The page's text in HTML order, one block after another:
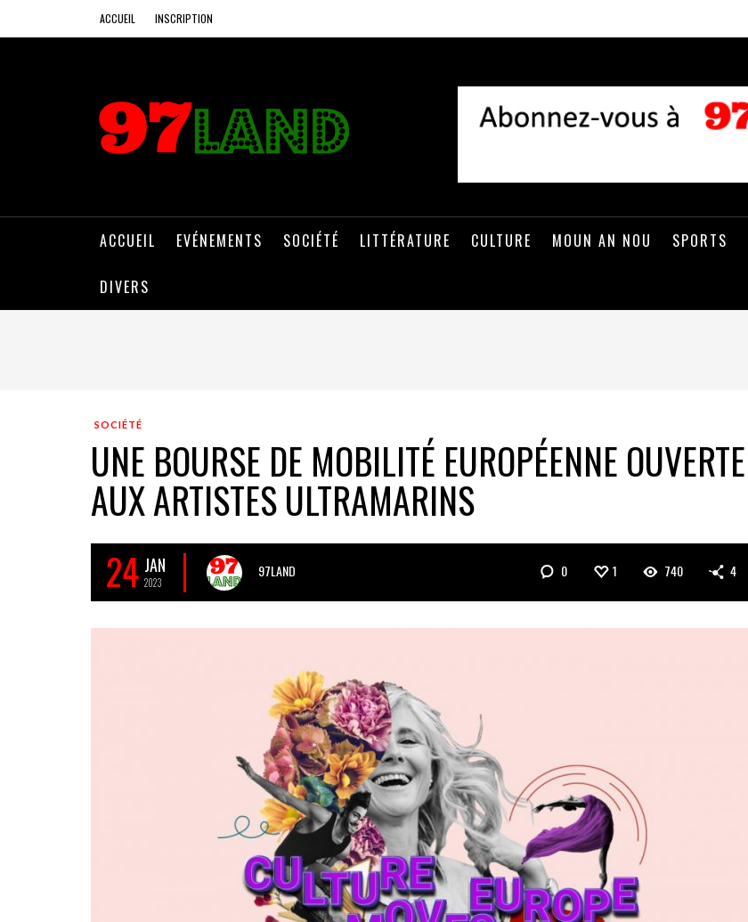
ACCUEIL INSCRIPTION
ACCUEIL EVÉNEMENTS SOCIÉTÉ LITTÉRATURE CULTURE MOUN AN NOU SPORTS
DIVERS
SOCIÉTÉ
UNE BOURSE DE MOBILITÉ EUROPÉENNE OUVERTE
AUX ARTISTES ULTRAMARINS
24 JAN
2023
97LAND 0 1 740 4